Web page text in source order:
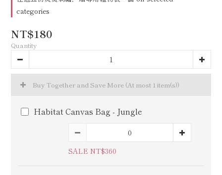
categories
NT$180
Quantity
Buy Together and Save More (At most 1 item(s))
Habitat Canvas Bag - Jungle
SALE NT$360